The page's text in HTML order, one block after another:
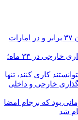
میزان سرمایه‌گذاری چین در عربستان ۳۷ برابر و در امارات
ادعای مهر: ۱۲ میلیارد دلار سرمایه‌گذاری خارجی در ۳۳ ماه؛
کاری کنند، تنها
خارجی و داخلی
بود که برجام امضا
شد